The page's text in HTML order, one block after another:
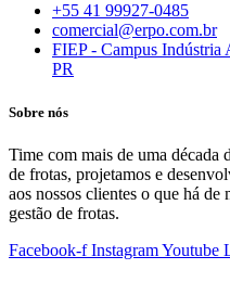
+55 41 99927-0485
comercial@erpo.com.br
FIEP - Campus Indústria
PR
Sobre nós
Time com mais de uma década
de frotas, projetamos e
aos nossos clientes o que há
gestão de frotas.
Facebook-f InstagramYoutube